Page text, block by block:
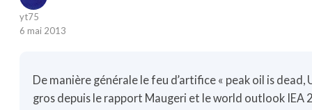
yt75
6 mai 2013
De manière générale le feu d’artifice « peak oil is dead,
gros depuis le rapport Maugeri et le world outlook IEA